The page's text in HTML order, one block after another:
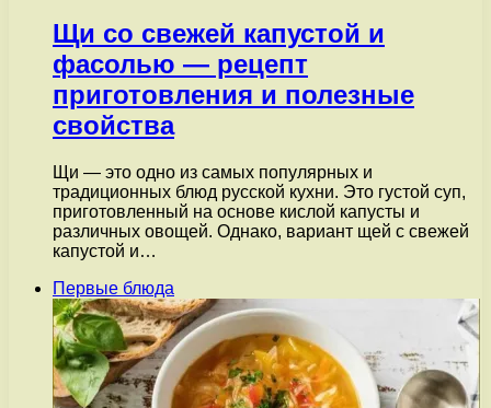
Щи со свежей капустой и
фасолью — рецепт
приготовления и полезные
свойства
Щи — это одно из самых популярных и
традиционных блюд русской кухни. Это густой суп,
приготовленный на основе кислой капусты и
различных овощей. Однако, вариант щей с свежей
капустой и…
Первые блюда